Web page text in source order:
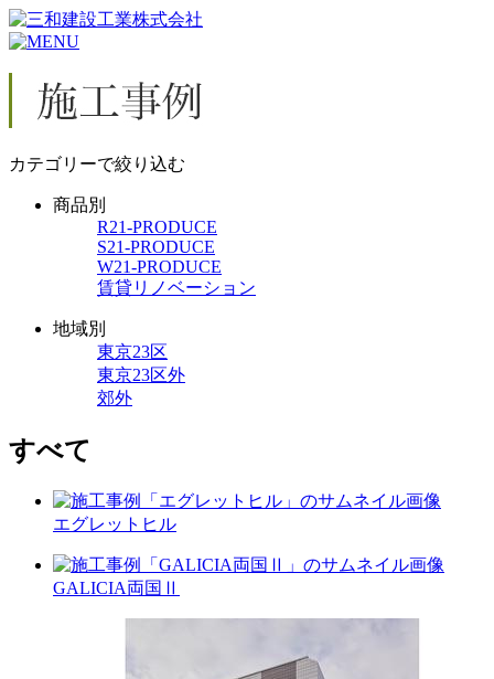
カテゴリーで絞り込む
商品別
R21-PRODUCE
S21-PRODUCE
W21-PRODUCE
賃貸リノベーション
地域別
東京23区
東京23区外
郊外
すべて
エグレットヒル
GALICIA両国Ⅱ